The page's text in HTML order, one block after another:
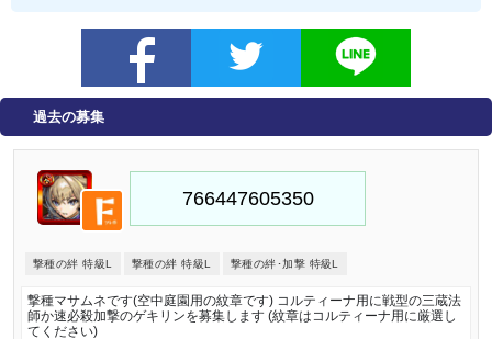
過去の募集
撃種の絆 特級L 撃種の絆 特級L 撃種の絆･加撃 特級L
撃種マサムネです(空中庭園用の紋章です) コルティーナ用に戦型の三蔵法
師か速必殺加撃のゲキリンを募集します (紋章はコルティーナ用に厳選し
てください)